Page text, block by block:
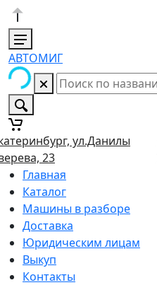
АВТОМИГ
ул.Данилы
23
Главная
Каталог
Машины в разборе
Доставка
Юридическим лицам
Выкуп
Контакты